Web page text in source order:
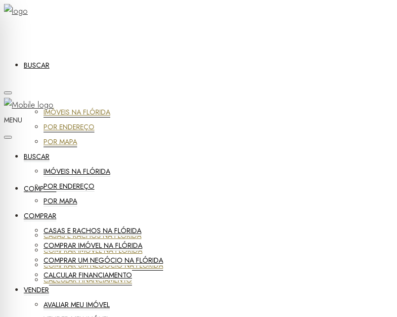
BUSCAR
IMÓVEIS NA FLÓRIDA
POR ENDEREÇO
POR MAPA
COMPRAR
CASAS E RACHOS NA FLÓRIDA
COMPRAR IMÓVEL NA FLÓRIDA
COMPRAR UM NEGÓCIO NA FLÓRIDA
CALCULAR FINANCIAMENTO
MENU
BUSCAR
IMÓVEIS NA FLÓRIDA
POR ENDEREÇO
POR MAPA
COMPRAR
CASAS E RACHOS NA FLÓRIDA
COMPRAR IMÓVEL NA FLÓRIDA
COMPRAR UM NEGÓCIO NA FLÓRIDA
CALCULAR FINANCIAMENTO
VENDER
AVALIAR MEU IMÓVEL